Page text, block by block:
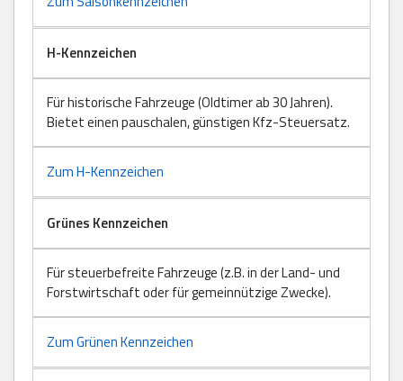
H-Kennzeichen
Für historische Fahrzeuge (Oldtimer ab 30 Jahren).
Bietet einen pauschalen, günstigen Kfz-Steuersatz.
Zum H-Kennzeichen
Grünes Kennzeichen
Für steuerbefreite Fahrzeuge (z.B. in der Land- und
Forstwirtschaft oder für gemeinnützige Zwecke).
Zum Grünen Kennzeichen